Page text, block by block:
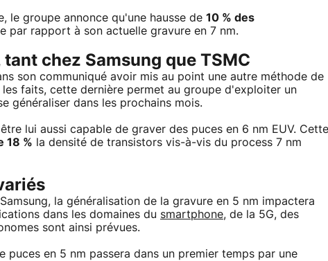
le groupe annonce qu'une hausse de 10 % des
par rapport à son actuelle gravure en 7 nm.
chez Samsung que TSMC
son communiqué avoir mis au point une autre méthode de
faits, cette dernière permet au groupe d'exploiter un
généraliser dans les prochains mois.
lui aussi capable de graver des puces en 6 nm EUV. Cette
18 % la densité de transistors vis-à-vis du process 7 nm
la généralisation de la gravure en 5 nm impactera
dans les domaines du smartphone, de la 5G, des
sont ainsi prévues.
puces en 5 nm passera dans un premier temps par une